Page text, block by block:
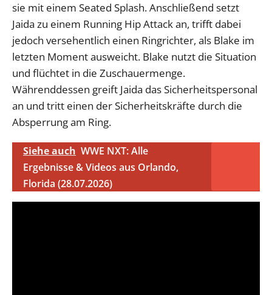
sie mit einem Seated Splash. Anschließend setzt
Jaida zu einem Running Hip Attack an, trifft dabei
jedoch versehentlich einen Ringrichter, als Blake im
letzten Moment ausweicht. Blake nutzt die Situation
und flüchtet in die Zuschauermenge.
Währenddessen greift Jaida das Sicherheitspersonal
an und tritt einen der Sicherheitskräfte durch die
Absperrung am Ring.
Siehe auch WWE NXT: Alle
Ergebnisse & Videos aus Orlando,
Florida (28.07.2026)